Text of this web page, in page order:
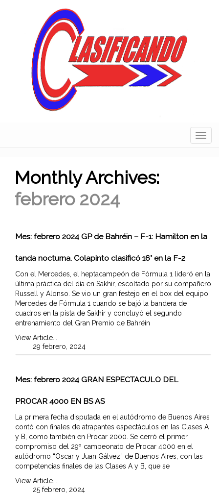
Monthly Archives:
febrero 2024
Mes: febrero 2024 GP de Bahréin – F-1: Hamilton en la
tanda nocturna. Colapinto clasificó 16° en la F-2
Con el Mercedes, el heptacampeón de Fórmula 1 lideró en la
última práctica del día en Sakhir, escoltado por su compañero
Russell y Alonso. Se vio un gran festejo en el box del equipo
Mercedes de Fórmula 1 cuando se bajó la bandera de
cuadros en la pista de Sakhir y concluyó el segundo
entrenamiento del Gran Premio de Bahréin
View Article...
29 febrero, 2024
Mes: febrero 2024 GRAN ESPECTACULO DEL
PROCAR 4000 EN BS AS
La primera fecha disputada en el autódromo de Buenos Aires
contó con finales de atrapantes espectáculos en las Clases A
y B, como también en Procar 2000. Se cerró el primer
compromiso del 29º campeonato de Procar 4000 en el
autódromo “Oscar y Juan Gálvez” de Buenos Aires, con las
competencias finales de las Clases A y B, que se
View Article...
25 febrero, 2024